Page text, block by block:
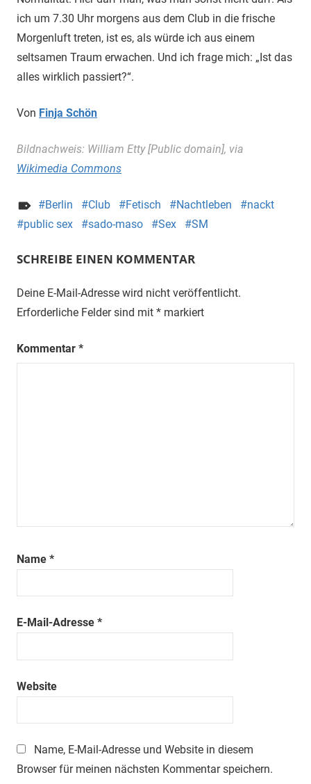
ich um 7.30 Uhr morgens aus dem Club in die frische
Morgenluft treten, ist es, als würde ich aus einem
seltsamen Traum erwachen. Und ich frage mich: „Ist das
alles wirklich passiert?“.
Von Finja Schön
Bildnachweis: William Etty [Public domain], via
Wikimedia Commons
Berlin Club Fetisch Nachtleben
nackt
public sex
sado-maso Sex SM
SCHREIBE EINEN KOMMENTAR
Deine E-Mail-Adresse wird nicht veröffentlicht.
Erforderliche Felder sind mit * markiert
Kommentar *
Name *
E-Mail-Adresse *
Website
Name, E-Mail-Adresse und Website in diesem
Browser für meinen nächsten Kommentar speichern.